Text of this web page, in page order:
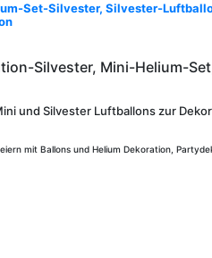
Set-Silvester, Silvester-
Silvester, Mini-Helium-
und Silvester Luftballons zur
mit Ballons und Helium Dekoration,